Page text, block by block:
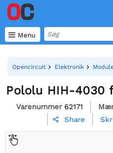
 Menu
Opencircuit Elektronik
Pololu HIH-4030
Varenummer 62171
 Share